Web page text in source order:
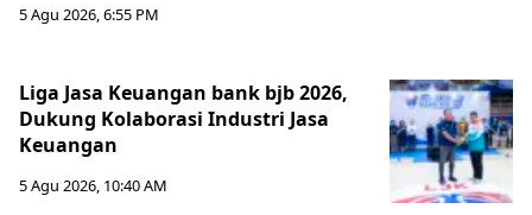
5 Agu 2026, 6:55 PM
Liga Jasa Keuangan bank bjb 2026,
Dukung Kolaborasi Industri Jasa
Keuangan
5 Agu 2026, 10:40 AM